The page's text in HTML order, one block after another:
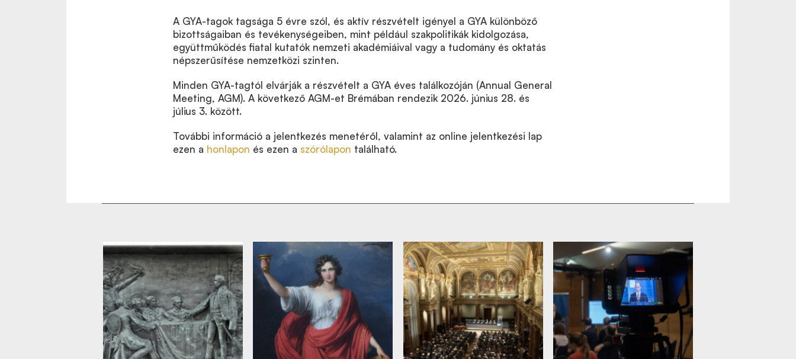
A GYA-tagok tagsága 5 évre szól, és aktív részvételt igényel a GYA különböző
bizottságaiban és tevékenységeiben, mint például szakpolitikák kidolgozása,
együttműködés fiatal kutatók nemzeti akadémiáival vagy a tudomány és oktatás
népszerűsítése nemzetközi szinten.
Minden GYA-tagtól elvárják a részvételt a GYA éves találkozóján (Annual General
Meeting, AGM). A következő AGM-et Brémában rendezik 2026. június 28. és
július 3. között.
További információ a jelentkezés menetéről, valamint az online jelentkezési lap
ezen a honlapon és ezen a szórólapon található.